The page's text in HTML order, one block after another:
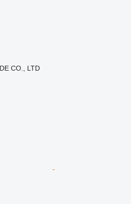
CO., LTD